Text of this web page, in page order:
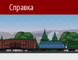
Справка